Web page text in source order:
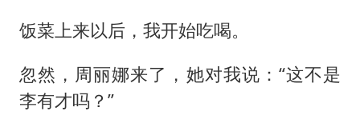
饭菜上来以后，我开始吃喝。
忽然，周丽娜来了，她对我说：“这不是
李有才吗？”